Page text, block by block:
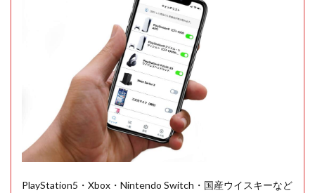
PlayStation5・Xbox・Nintendo Switch・国産ウイスキーなど